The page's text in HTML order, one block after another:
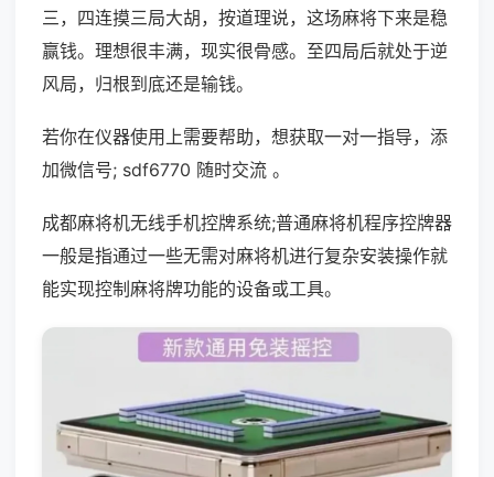
三，四连摸三局大胡，按道理说，这场麻将下来是稳
赢钱。理想很丰满，现实很骨感。至四局后就处于逆
风局，归根到底还是输钱。
若你在仪器使用上需要帮助，想获取一对一指导，添
加微信号; sdf6770 随时交流 。
成都麻将机无线手机控牌系统;普通麻将机程序控牌器
一般是指通过一些无需对麻将机进行复杂安装操作就
能实现控制麻将牌功能的设备或工具。